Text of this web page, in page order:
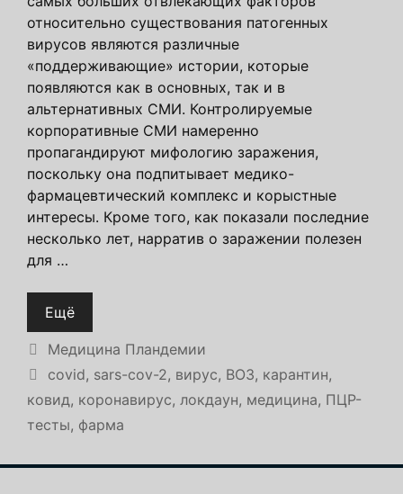
относительно существования патогенных
вирусов являются различные
«поддерживающие» истории, которые
появляются как в основных, так и в
альтернативных СМИ. Контролируемые
корпоративные СМИ намеренно
пропагандируют мифологию заражения,
поскольку она подпитывает медико-
фармацевтический комплекс и корыстные
интересы. Кроме того, как показали последние
несколько лет, нарратив о заражении полезен
для …
Ещё
Рубрики
Медицина Пландемии
Метки
covid, sars-cov-2, вирус, ВОЗ, карантин,
ковид, коронавирус, локдаун, медицина, ПЦР-
тесты, фарма